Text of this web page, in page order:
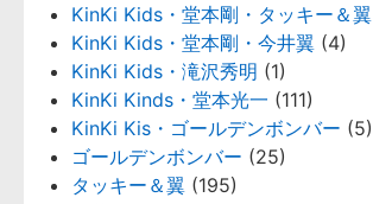
KinKi Kids・堂本剛・タッキー＆翼
KinKi Kids・堂本剛・今井翼 (4)
KinKi Kids・滝沢秀明 (1)
KinKi Kinds・堂本光一 (111)
KinKi Kis・ゴールデンボンバー (5)
ゴールデンボンバー (25)
タッキー＆翼 (195)